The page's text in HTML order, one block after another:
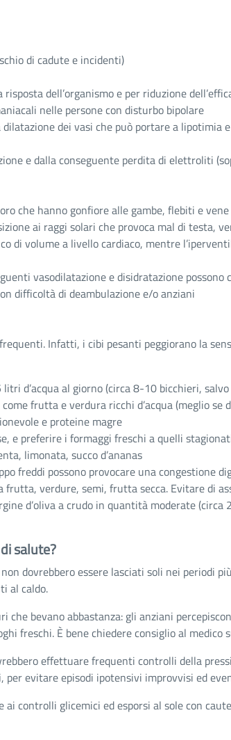
di cadute e incidenti)
dell’organismo e per riduzione
nelle persone con disturbo bipolare
dei vasi che può portare a lipotimia
e dalla conseguente perdita di elettroliti
che hanno gonfiore alle gambe, flebiti e
ai raggi solari che provoca mal di testa,
di volume a livello cardiaco, mentre
vasodilatazione e disidratazione
difficoltà di deambulazione e/o anziani
Infatti, i cibi pesanti peggiorano la
d’acqua al giorno (circa 8-10 bicchieri,
frutta e verdura ricchi d’acqua (meglio
e proteine magre
e preferire i formaggi freschi a quelli
limonata, succo d’ananas
freddi possono provocare una congestione
verdure, semi, frutta secca. Evitare di
d’oliva a crudo in quantità moderate
salute?
dovrebbero essere lasciati soli nei periodi
al caldo.
bevano abbastanza: gli anziani
freschi. È bene chiedere consiglio al medico
effettuare frequenti controlli della
per evitare episodi ipotensivi improvvisi ed
controlli glicemici ed esporsi al sole con